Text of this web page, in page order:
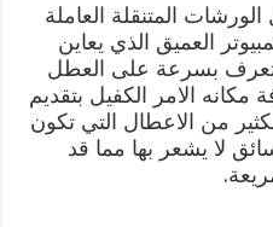
المتنقلة العاملة
العميق الذي يعاين
بسرعة على العطل
مكانه الامر الكفيل بتقديم
من الاعطال التي تكون
لا يشعر بها مما قد